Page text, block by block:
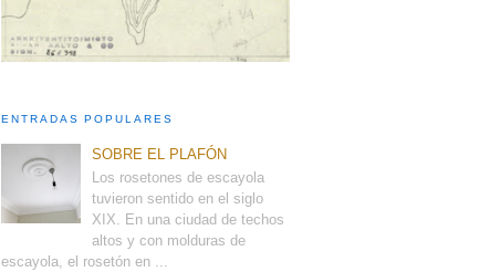
ENTRADAS POPULARES
SOBRE EL PLAFÓN
Los rosetones de escayola
tuvieron sentido en el siglo
XIX. En una ciudad de techos
altos y con molduras de
escayola, el rosetón en ...